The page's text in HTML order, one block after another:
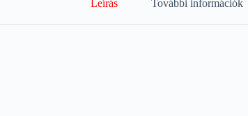
Leírás További információk